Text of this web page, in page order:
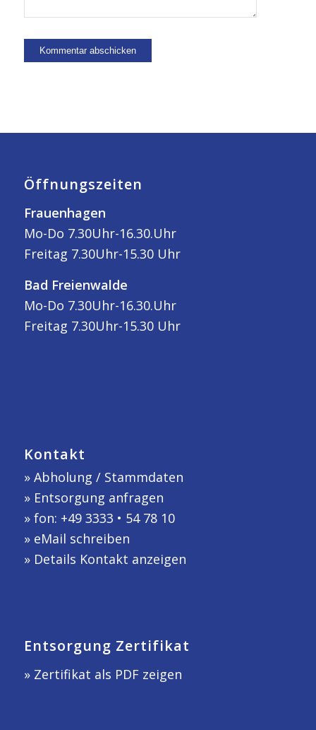
Öffnungszeiten
Frauenhagen
Mo-Do 7.30Uhr-16.30.Uhr
Freitag 7.30Uhr-15.30 Uhr
Bad Freienwalde
Mo-Do 7.30Uhr-16.30.Uhr
Freitag 7.30Uhr-15.30 Uhr
Kontakt
» Abholung / Stammdaten
» Entsorgung anfragen
» fon: +49 3333 • 54 78 10
» eMail schreiben
» Details Kontakt anzeigen
Entsorgung Zertifikat
» Zertifikat als PDF zeigen